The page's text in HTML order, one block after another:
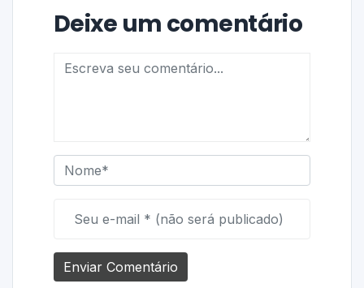
Deixe um comentário